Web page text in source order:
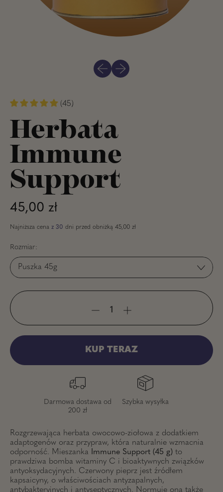
Poprzedni slajd
Następny slajd
(45)
Herbata
Immune
Support
Normalna cena
45,00 zł
Najniższa cena z 30 dni przed obniżką 45,00 zł
Rozmiar:
KUP TERAZ
Darmowa dostawa od
200 zł
Szybka wysyłka
Rozgrzewająca herbata owocowo-ziołowa z dodatkiem
adaptogenów oraz przypraw, która naturalnie wzmacnia
odporność. Mieszanka
Immune Support (45 g) to
prawdziwa bomba witaminy C i bioaktywnych związków
antyoksydacyjnych. Czerwony pieprz jest źródłem
kapsaicyny, o właściwościach antyzapalnych,
antybakteryjnych i antyseptycznych. Normuje ona także